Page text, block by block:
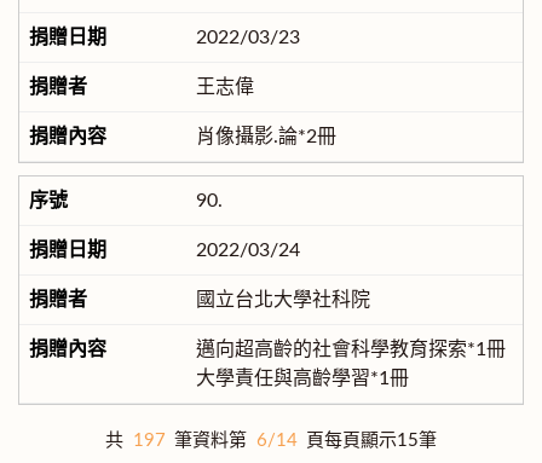
2022/03/23
王志偉
肖像攝影.論*2冊
90.
2022/03/24
國立台北大學社科院
邁向超高齡的社會科學教育探索*1冊
大學責任與高齡學習*1冊
共 197 筆資料第 6/14 頁每頁顯示15筆